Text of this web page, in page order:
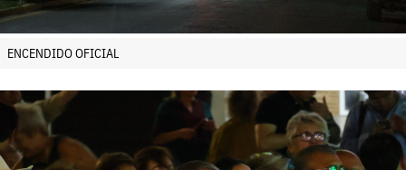
ENCENDIDO OFICIAL